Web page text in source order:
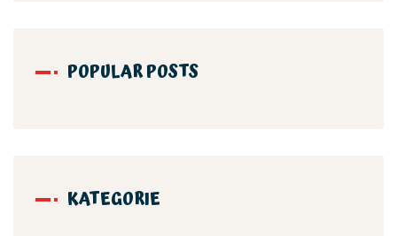
POPULAR POSTS
KATEGORIE